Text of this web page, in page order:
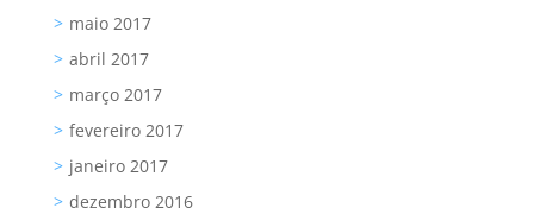
maio 2017
abril 2017
março 2017
fevereiro 2017
janeiro 2017
dezembro 2016